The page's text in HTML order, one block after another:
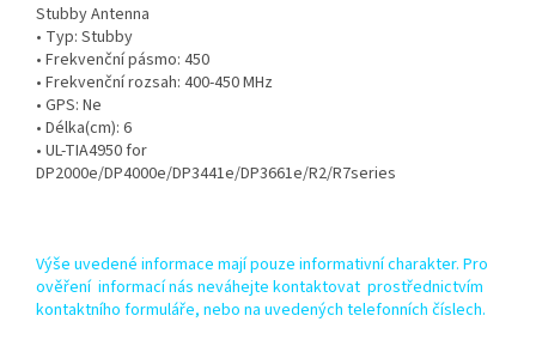
Stubby Antenna
• Typ: Stubby
• Frekvenční pásmo: 450
• Frekvenční rozsah: 400-450 MHz
• GPS: Ne
• Délka(cm): 6
• UL-TIA4950 for
DP2000e/DP4000e/DP3441e/DP3661e/R2/R7series
Výše uvedené informace mají pouze informativní charakter. Pro
ověření informací nás neváhejte kontaktovat prostřednictvím
kontaktního formuláře, nebo na uvedených telefonních číslech.